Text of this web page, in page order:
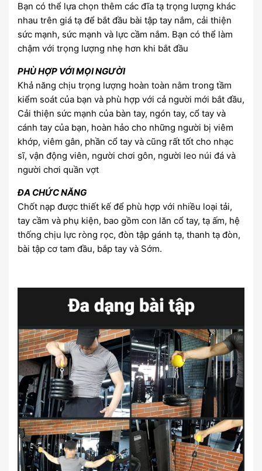
Bạn có thể lựa chọn thêm các đĩa tạ trọng lượng khác
nhau trên giá tạ để bắt đầu bài tập tay nắm, cải thiện
sức mạnh, sức mạnh và lực cầm nắm. Bạn có thể làm
chậm với trọng lượng nhẹ hơn khi bắt đầu
PHÙ HỢP VỚI MỌI NGƯỜI
Khả năng chịu trọng lượng hoàn toàn nằm trong tầm
kiểm soát của bạn và phù hợp với cả người mới bắt đầu,
Cải thiện sức mạnh của bàn tay, ngón tay, cổ tay và
cánh tay của bạn, hoàn hảo cho những người bị viêm
khớp, viêm gân, phần cổ tay và cũng rất tốt cho nhạc
sĩ, vận động viên, người chơi gôn, người leo núi đá và
người chơi quần vợt
ĐA CHỨC NĂNG
Chốt nạp được thiết kế để phù hợp với nhiều loại tải,
tay cầm và phụ kiện, bao gồm con lăn cổ tay, tạ ấm, hệ
thống chịu lực ròng rọc, đòn tập gánh tạ, thanh tạ đòn,
bài tập cơ tam đầu, bắp tay và Sớm.